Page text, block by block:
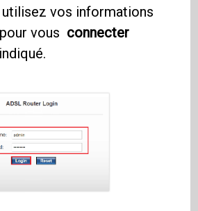
utilisez vos informations
vous connecter
indiqué.